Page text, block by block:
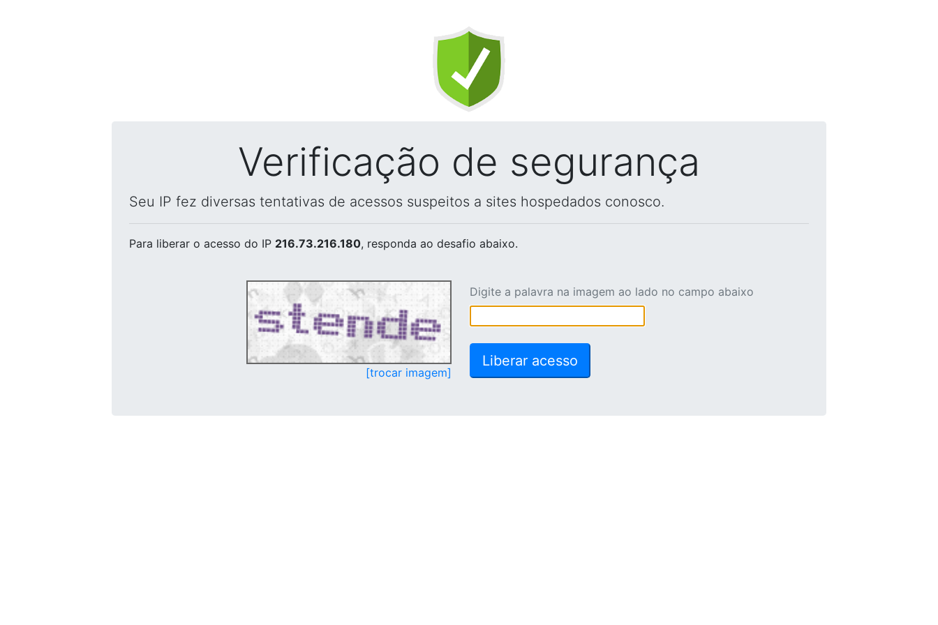
Verificação de segurança
Seu IP fez diversas tentativas de acessos suspeitos a sites hospedados conosco.
Para liberar o acesso do IP 216.73.216.180, responda ao desafio abaixo.
[trocar imagem]
Digite a palavra na imagem ao lado no campo abaixo